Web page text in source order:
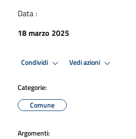
Data :
18 marzo 2025
Condividi Vedi azioni
Categorie:
Comune
Argomenti: